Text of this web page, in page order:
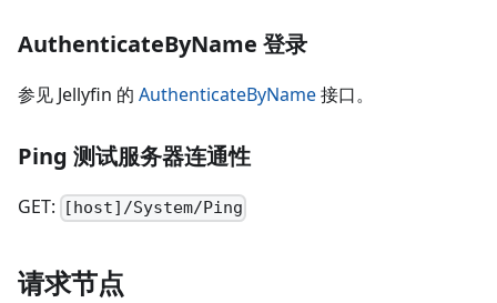
AuthenticateByName 登录
参见 Jellyfin 的 AuthenticateByName接口。
Ping 测试服务器连通性
GET: [host]/System/Ping
请求节点